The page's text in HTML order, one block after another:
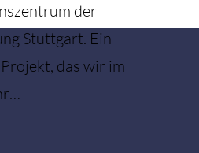
der
Stuttgart. Ein
das wir im